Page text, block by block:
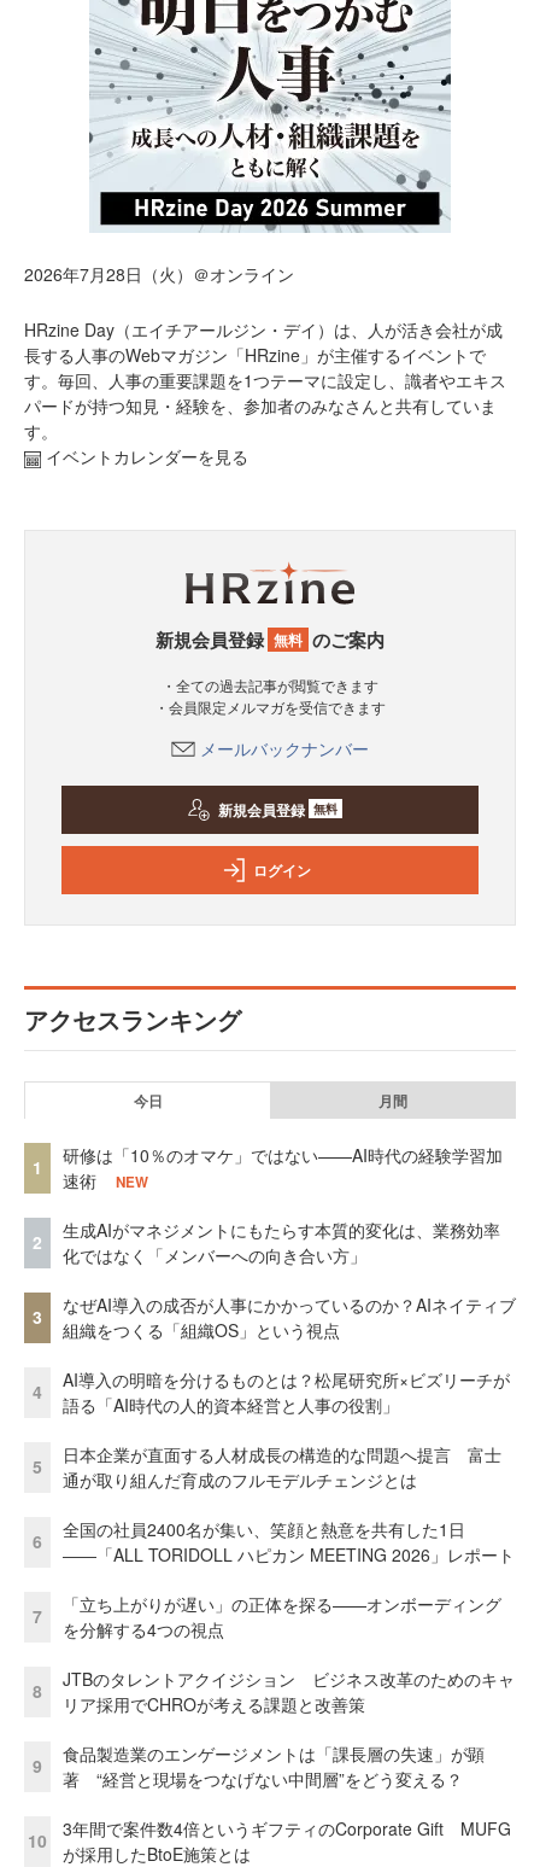
2026年7月28日（火）＠オンライン
HRzine Day（エイチアールジン・デイ）は、人が活き会社が成
長する人事のWebマガジン「HRzine」が主催するイベントで
す。毎回、人事の重要課題を1つテーマに設定し、識者やエキス
パードが持つ知見・経験を、参加者のみなさんと共有していま
す。
イベントカレンダーを見る
新規会員登録 無料 のご案内
・全ての過去記事が閲覧できます
・会員限定メルマガを受信できます
メールバックナンバー
新規会員登録 無料
ログイン
アクセスランキング
今日 月間
1
研修は「10％のオマケ」ではない——AI時代の経験学習加
速術
NEW
2
生成AIがマネジメントにもたらす本質的変化は、業務効率
化ではなく「メンバーへの向き合い方」
3
なぜAI導入の成否が人事にかかっているのか？AIネイティブ
組織をつくる「組織OS」という視点
4
AI導入の明暗を分けるものとは？松尾研究所×ビズリーチが
語る「AI時代の人的資本経営と人事の役割」
5
日本企業が直面する人材成長の構造的な問題へ提言 富士
通が取り組んだ育成のフルモデルチェンジとは
6
全国の社員2400名が集い、笑顔と熱意を共有した1日
――「ALL TORIDOLL ハピカン MEETING 2026」レポート
7
「立ち上がりが遅い」の正体を探る——オンボーディング
を分解する4つの視点
8
JTBのタレントアクイジション ビジネス改革のためのキャ
リア採用でCHROが考える課題と改善策
9
食品製造業のエンゲージメントは「課長層の失速」が顕
著 “経営と現場をつなげない中間層”をどう変える？
10
3年間で案件数4倍というギフティのCorporate Gift MUFG
が採用したBtoE施策とは